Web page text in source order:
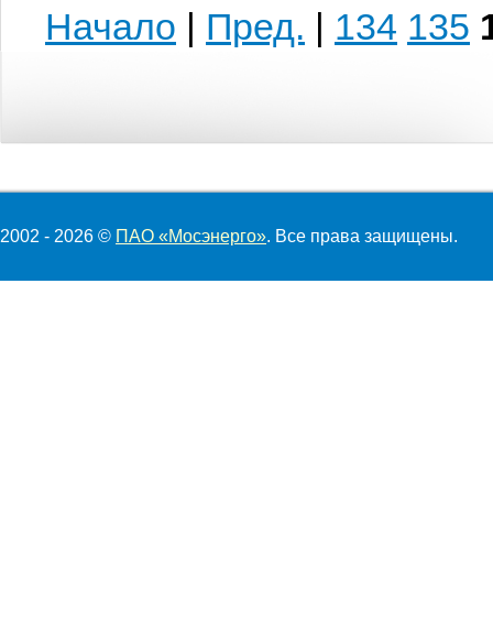
Начало | Пред. | 134 135
2002 - 2026 © ПАО «Мосэнерго». Все права защищены.